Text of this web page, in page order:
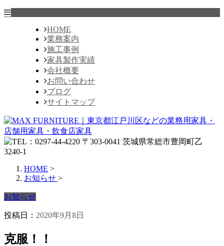
HOME
業務案内
施工事例
家具製作実績
会社概要
お問い合わせ
ブログ
サイトマップ
HOME >
お知らせ >
お知らせ
投稿日： 2020年9月8日
克服！！